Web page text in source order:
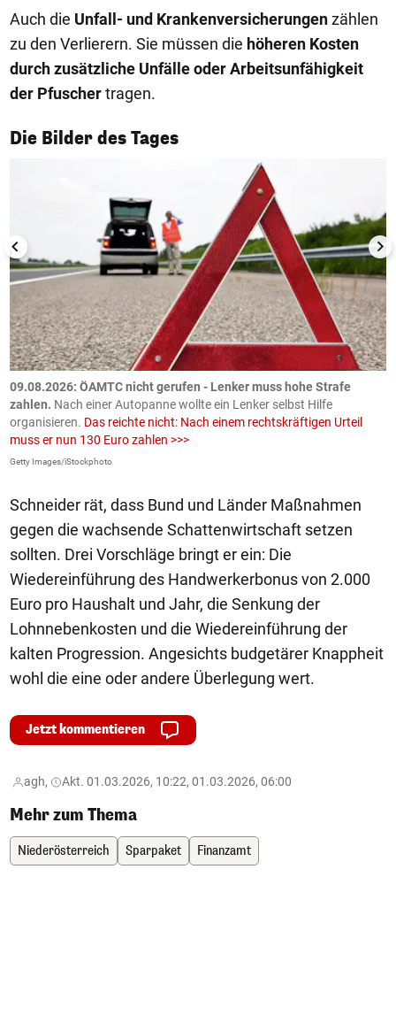
Auch die Unfall- und Krankenversicherungenzählen
zu den Verlierern. Sie müssen die höheren Kosten
durch zusätzliche Unfälle oder Arbeitsunfähigkeit
der Pfuschertragen.
Die Bilder des Tages
1/50
09.08.2026: ÖAMTC nicht gerufen - Lenker muss hohe Strafe
zahlen. Nach einer Autopanne wollte ein Lenker selbst Hilfe
organisieren. Das reichte nicht: Nach einem rechtskräftigen Urteil
muss er nun 130 Euro zahlen >>>
Getty Images/iStockphoto
Schneider rät, dass Bund und Länder Maßnahmen
gegen die wachsende Schattenwirtschaft setzen
sollten. Drei Vorschläge bringt er ein: Die
Wiedereinführung des Handwerkerbonus von 2.000
Euro pro Haushalt und Jahr, die Senkung der
Lohnnebenkosten und die Wiedereinführung der
kalten Progression. Angesichts budgetärer Knappheit
wohl die eine oder andere Überlegung wert.
Jetzt kommentieren
agh, Akt. 01.03.2026, 10:22, 01.03.2026, 06:00
Mehr zum Thema
Niederösterreich Sparpaket Finanzamt